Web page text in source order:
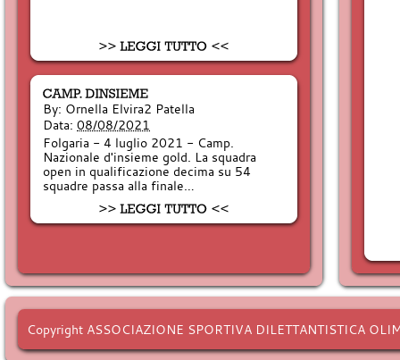
By: Ornella Elvira2 Patella
Data: 08/08/2021
Folgaria - 4 luglio 2021 - Camp.
Nazionale d'insieme gold. La squadra
open in qualificazione decima su 54
squadre passa alla finale…
Copyright ASSOCIAZIONE SPORTIVA DILETTANTISTICA